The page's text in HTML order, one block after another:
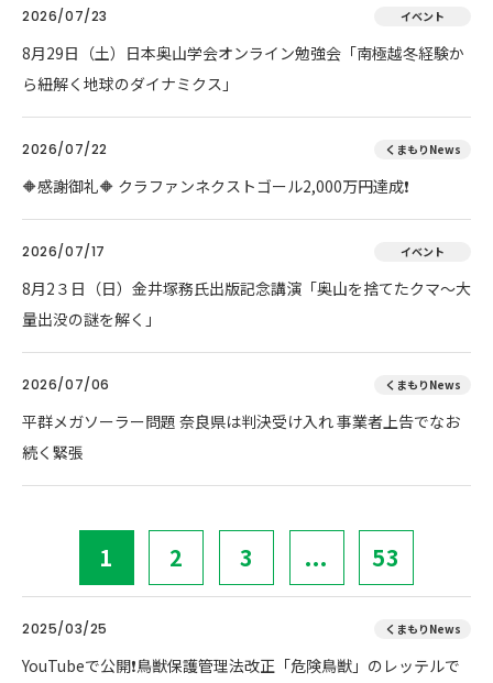
2026/07/23 イベント
8月29日（土）日本奥山学会オンライン勉強会「南極越冬経験か
ら紐解く地球のダイナミクス」
2026/07/22 くまもりNews
🔶感謝御礼🔶 クラファンネクストゴール2,000万円達成❗
2026/07/17 イベント
8月2３日（日）金井塚務氏出版記念講演「奥山を捨てたクマ～大
量出没の謎を解く」
2026/07/06 くまもりNews
平群メガソーラー問題 奈良県は判決受け入れ 事業者上告でなお
続く緊張
1 2 3 ... 53
2025/03/25 くまもりNews
YouTubeで公開❗鳥獣保護管理法改正「危険鳥獣」のレッテルで